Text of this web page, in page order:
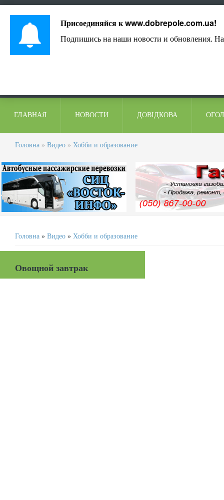
ГЛАВНАЯ НОВОСТИ ДОВІДКОВА
Головна » Видео » Хобби и образование
Головна » Видео » Хобби и образование
Овощной завтрак
Присоединяйся кwww.dobrepole.com.ua!
Подпишись на наши новости и обновления.